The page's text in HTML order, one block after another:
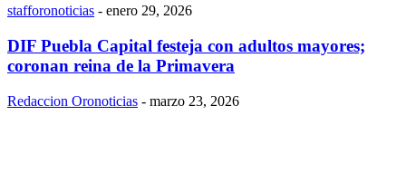
stafforonoticias - enero 29, 2026
DIF Puebla Capital festeja con adultos mayores;
coronan reina de la Primavera
Redaccion Oronoticias - marzo 23, 2026